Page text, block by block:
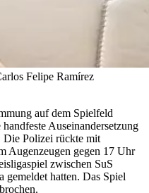
Felipe Ramírez
auf dem Spiel­feld
Aus­ein­ander­setzung
Die Polizei rückte mit
Augenzeugen gegen 17 Uhr
zwischen SuS
gemeldet hatten. Das Spiel